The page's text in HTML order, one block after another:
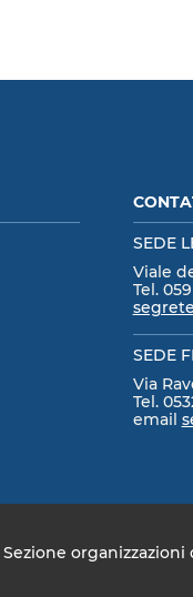
SEDE
Viale
Tel.
SEDE
Via
Tel.
email
organizzazioni